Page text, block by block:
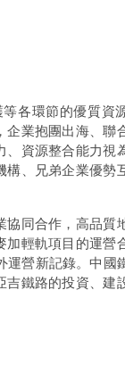
各環節的優質資
業抱團出海、聯
、資源整合能力視
、兄弟企業優勢
同合作，高品質
輕軌項目的運營
運營新記錄。中國
吉鐵路的投資、建